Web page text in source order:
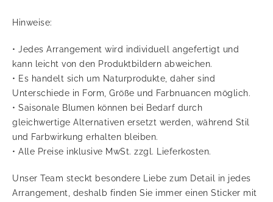
Hinweise:
• Jedes Arrangement wird individuell angefertigt und
kann leicht von den Produktbildern abweichen.
• Es handelt sich um Naturprodukte, daher sind
Unterschiede in Form, Größe und Farbnuancen möglich.
• Saisonale Blumen können bei Bedarf durch
gleichwertige Alternativen ersetzt werden, während Stil
und Farbwirkung erhalten bleiben.
• Alle Preise inklusive MwSt. zzgl. Lieferkosten.
Unser Team steckt besondere Liebe zum Detail in jedes
Arrangement, deshalb finden Sie immer einen Sticker mit